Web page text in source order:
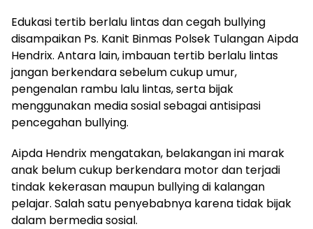
Edukasi tertib berlalu lintas dan cegah bullying
disampaikan Ps. Kanit Binmas Polsek Tulangan Aipda
Hendrix. Antara lain, imbauan tertib berlalu lintas
jangan berkendara sebelum cukup umur,
pengenalan rambu lalu lintas, serta bijak
menggunakan media sosial sebagai antisipasi
pencegahan bullying.
Aipda Hendrix mengatakan, belakangan ini marak
anak belum cukup berkendara motor dan terjadi
tindak kekerasan maupun bullying di kalangan
pelajar. Salah satu penyebabnya karena tidak bijak
dalam bermedia sosial.